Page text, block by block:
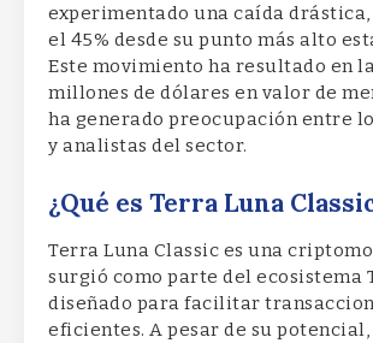
experimentado una caída drástica,
el 45% desde su punto más alto
Este movimiento ha resultado en
millones de dólares en valor de
ha generado preocupación entre
y analistas del sector.
¿Qué es Terra Luna
Terra Luna Classic es una
surgió como parte del ecosistema
diseñado para facilitar
eficientes. A pesar de su potencial,